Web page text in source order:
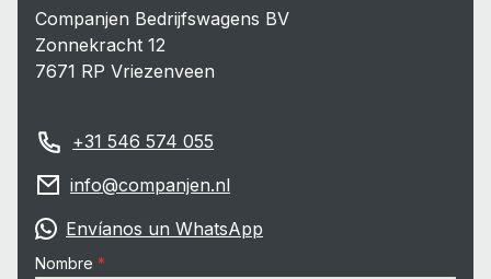
Companjen Bedrijfswagens BV
Zonnekracht 12
7671 RP Vriezenveen
+31 546 574 055
info@companjen.nl
Envíanos un WhatsApp
Nombre